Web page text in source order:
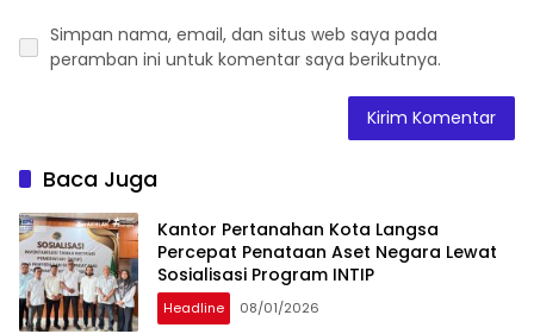
Simpan nama, email, dan situs web saya pada
peramban ini untuk komentar saya berikutnya.
Baca Juga
Kantor Pertanahan Kota Langsa
Percepat Penataan Aset Negara Lewat
Sosialisasi Program INTIP
Headline 08/01/2026